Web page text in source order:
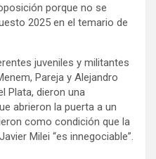
porque no se
2025 en el temario de
juveniles y militantes
Pareja y Alejandro
Plata, dieron una
abrieron la puerta a un
como condición que la
Milei “es innegociable”.